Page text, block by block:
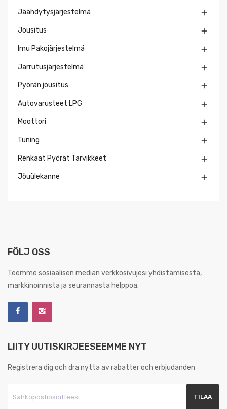
Jäähdytysjärjestelmä 
Jousitus 
Imu Pakojärjestelmä 
Jarrutusjärjestelmä 
Pyörän jousitus 
Autovarusteet LPG 
Moottori 
Tuning 
Renkaat Pyörät Tarvikkeet 
Jõuülekanne 
FÖLJ OSS
Teemme sosiaalisen median verkkosivujesi yhdistämisestä,
markkinoinnista ja seurannasta helppoa.
LIITY UUTISKIRJEESEEMME NYT
Registrera dig och dra nytta av rabatter och erbjudanden